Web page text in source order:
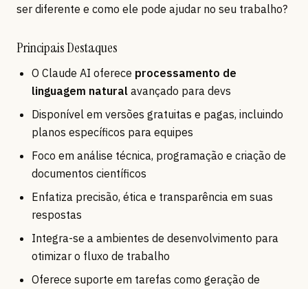
ser diferente e como ele pode ajudar no seu trabalho?
Principais Destaques
O Claude AI oferece processamento de
linguagem natural avançado para devs
Disponível em versões gratuitas e pagas, incluindo
planos específicos para equipes
Foco em análise técnica, programação e criação de
documentos científicos
Enfatiza precisão, ética e transparência em suas
respostas
Integra-se a ambientes de desenvolvimento para
otimizar o fluxo de trabalho
Oferece suporte em tarefas como geração de